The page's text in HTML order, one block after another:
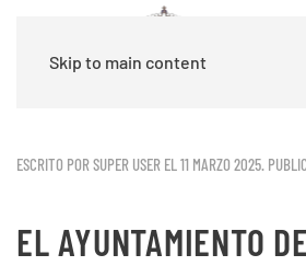
Skip to main content
ESCRITO POR SUPER USER EL11 MARZO 2025.
EL AYUNTAMIENTO